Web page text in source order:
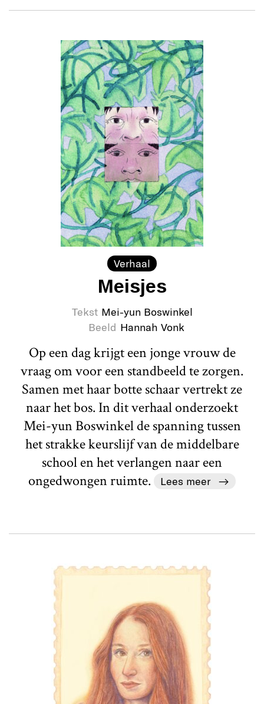
Verhaal
Meisjes
Tekst Mei-yun Boswinkel
Beeld Hannah Vonk
Op een dag krijgt een jonge vrouw de
vraag om voor een standbeeld te zorgen.
Samen met haar botte schaar vertrekt ze
naar het bos. In dit verhaal onderzoekt
Mei-yun Boswinkel de spanning tussen
het strakke keurslijf van de middelbare
school en het verlangen naar een
ongedwongen ruimte.
Lees meer